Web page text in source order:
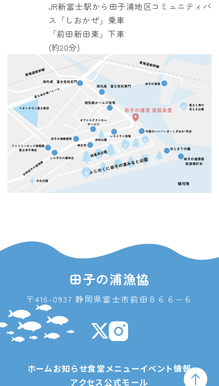
JR新富士駅から 田子浦地区コミュニティバ
ス「しおかぜ」 乗車
「前田新田東」下車
(約20分)
田子の浦漁協
〒416-0937 静岡県富士市前田８６６−６
ホームお知らせ食堂メニューイベント情報
アクセス 公式モール